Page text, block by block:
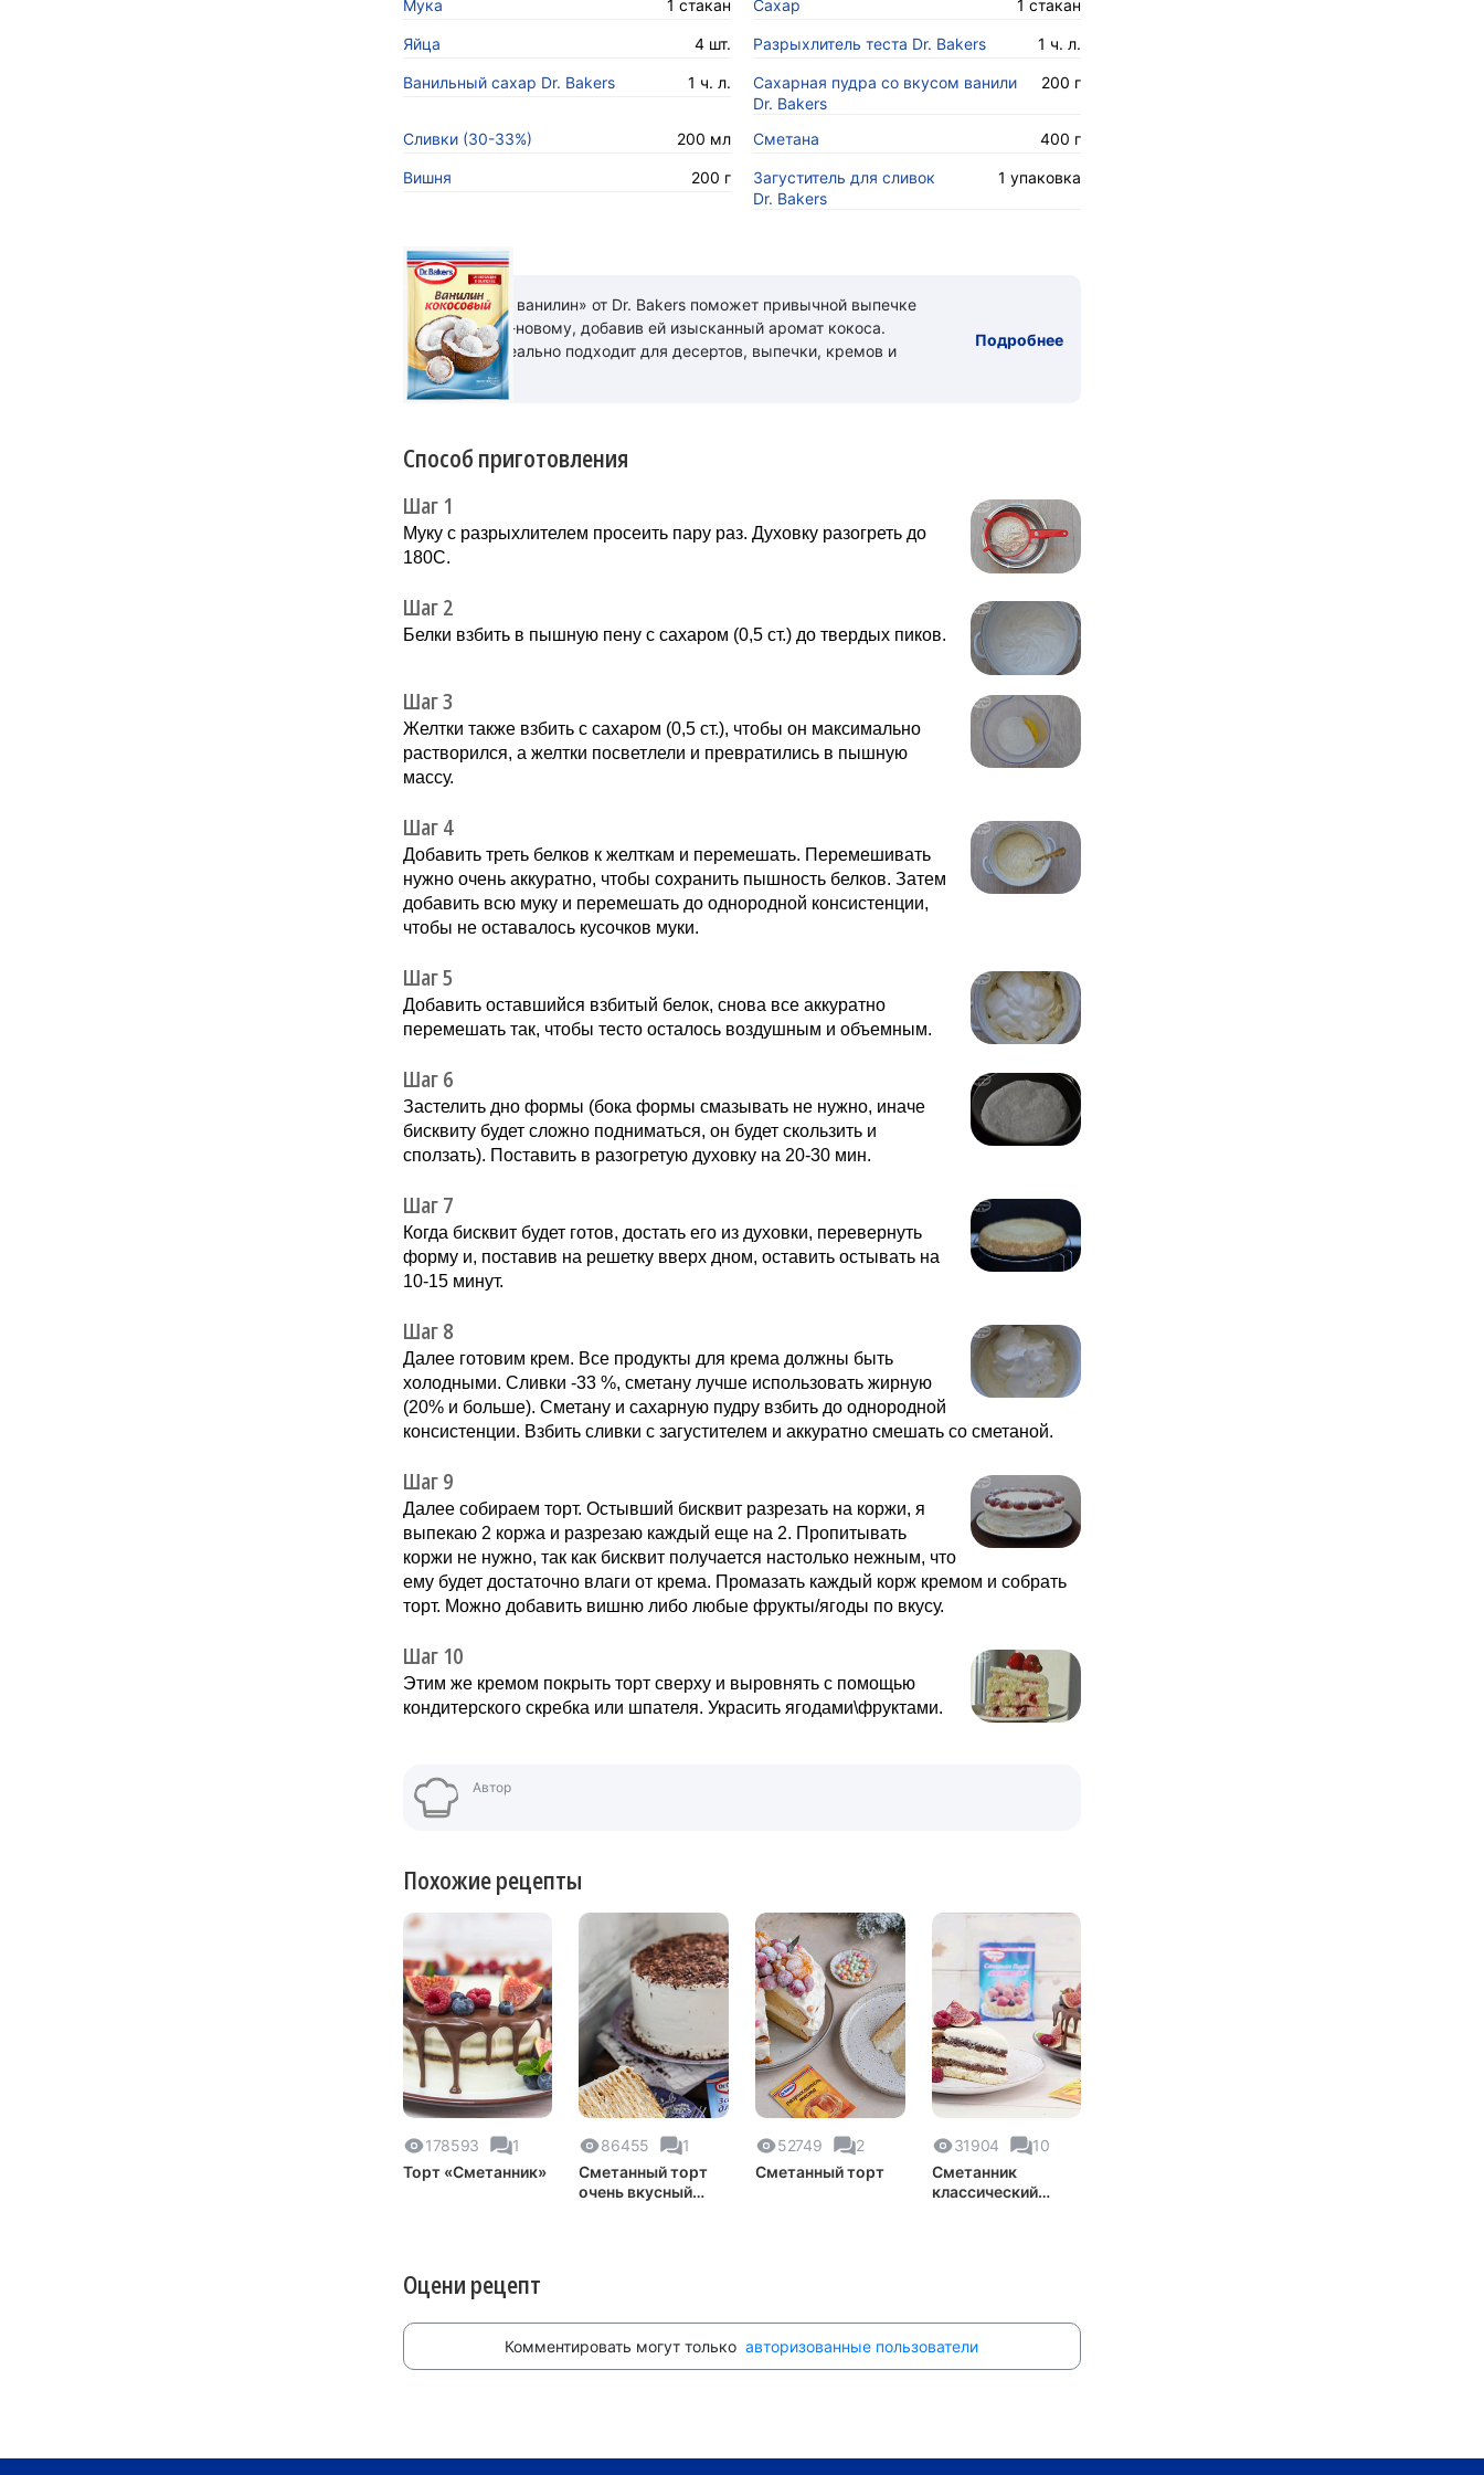
Мука 1 стакан Сахар 1 стакан
Яйца 4 шт. Разрыхлитель теста Dr. Bakers 1 ч. л.
Ванильный сахар Dr. Bakers 1 ч. л.
Сахарная пудра со вкусом ванили
Dr. Bakers
200 г
Сливки (30-33%) 200 мл Сметана 400 г
Вишня 200 г
Загуститель для сливок
Dr. Bakers
1 упаковка
«Кокосовый ванилин» от Dr. Bakers поможет привычной выпечке
заиграть по-новому, добавив ей изысканный аромат кокоса.
Новинка идеально подходит для десертов, выпечки, кремов и
напитков.
Подробнее
Способ приготовления
Шаг 1
Муку с разрыхлителем просеить пару раз. Духовку разогреть до
180С.
Шаг 2
Белки взбить в пышную пену с сахаром (0,5 ст.) до твердых пиков.
Шаг 3
Желтки также взбить с сахаром (0,5 ст.), чтобы он максимально
растворился, а желтки посветлели и превратились в пышную
массу.
Шаг 4
Добавить треть белков к желткам и перемешать. Перемешивать
нужно очень аккуратно, чтобы сохранить пышность белков. Затем
добавить всю муку и перемешать до однородной консистенции,
чтобы не оставалось кусочков муки.
Шаг 5
Добавить оставшийся взбитый белок, снова все аккуратно
перемешать так, чтобы тесто осталось воздушным и объемным.
Шаг 6
Застелить дно формы (бока формы смазывать не нужно, иначе
бисквиту будет сложно подниматься, он будет скользить и
сползать). Поставить в разогретую духовку на 20-30 мин.
Шаг 7
Когда бисквит будет готов, достать его из духовки, перевернуть
форму и, поставив на решетку вверх дном, оставить остывать на
10-15 минут.
Шаг 8
Далее готовим крем. Все продукты для крема должны быть
холодными. Сливки -33 %, сметану лучше использовать жирную
(20% и больше). Сметану и сахарную пудру взбить до однородной
консистенции. Взбить сливки с загустителем и аккуратно смешать со сметаной.
Шаг 9
Далее собираем торт. Остывший бисквит разрезать на коржи, я
выпекаю 2 коржа и разрезаю каждый еще на 2. Пропитывать
коржи не нужно, так как бисквит получается настолько нежным, что
ему будет достаточно влаги от крема. Промазать каждый корж кремом и собрать
торт. Можно добавить вишню либо любые фрукты/ягоды по вкусу.
Шаг 10
Этим же кремом покрыть торт сверху и выровнять с помощью
кондитерского скребка или шпателя. Украсить ягодами\фруктами.
Автор
Похожие рецепты
178593
1
Торт «Сметанник»
86455
1
Сметанный торт
очень вкусный
52749
2
Сметанный торт
31904
10
Сметанник
классический
Оцени рецепт
Комментировать могут толькоавторизованные пользователи